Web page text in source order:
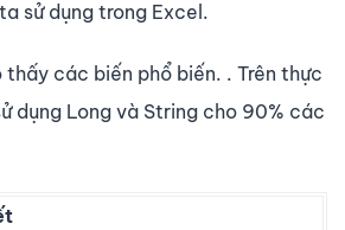
sử dụng trong Excel.
các biến phổ biến. . Trên thực
dụng Long và String cho 90% các